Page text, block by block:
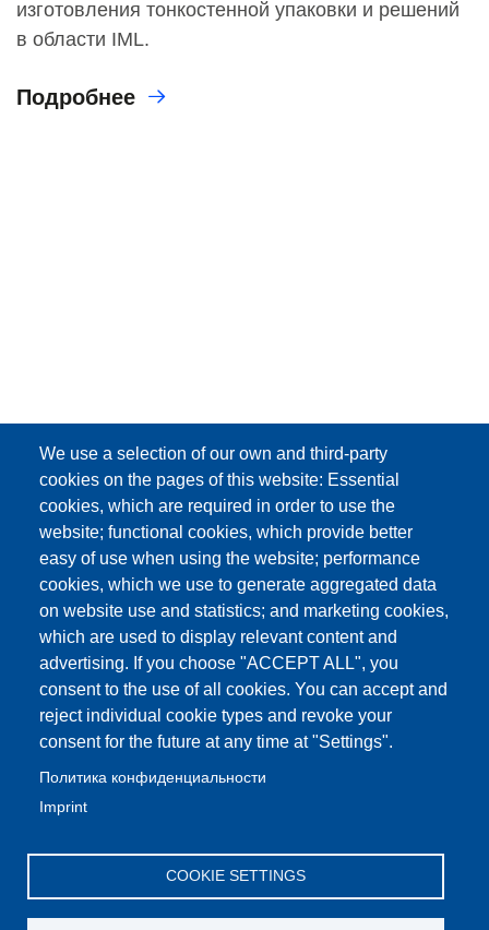
изготовления тонкостенной упаковки и решений
в области IML.
Подробнее
We use a selection of our own and third-party
cookies on the pages of this website: Essential
cookies, which are required in order to use the
website; functional cookies, which provide better
easy of use when using the website; performance
cookies, which we use to generate aggregated data
on website use and statistics; and marketing cookies,
which are used to display relevant content and
advertising. If you choose "ACCEPT ALL", you
consent to the use of all cookies. You can accept and
reject individual cookie types and revoke your
consent for the future at any time at "Settings".
Политика конфиденциальности
Imprint
COOKIE SETTINGS